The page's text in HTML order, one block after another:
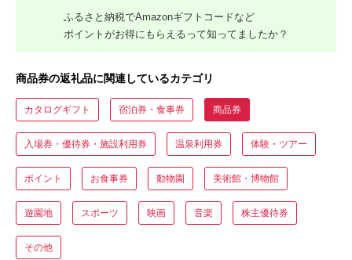
ふるさと納税でAmazonギフトコードなど
ポイントがお得にもらえるって知ってましたか？
商品券の返礼品に関連しているカテゴリ
カタログギフト 宿泊券・食事券 商品券
入場券・優待券・施設利用券 温泉利用券 体験・ツアー
ポイント お食事券 動物園 美術館・博物館
遊園地 スポーツ 映画 音楽 株主優待券
その他